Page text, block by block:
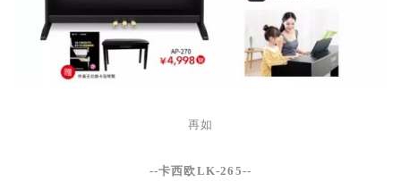
再如
--卡西欧LK-265--